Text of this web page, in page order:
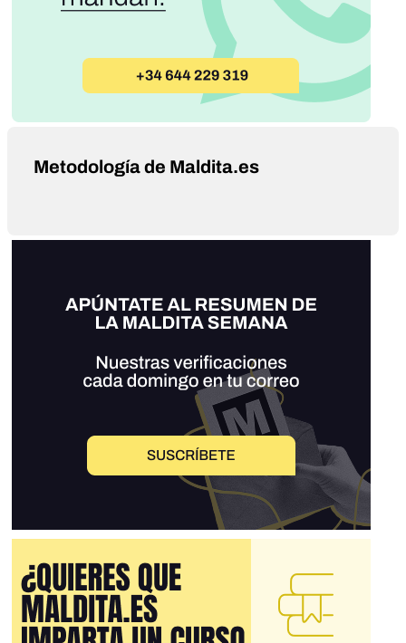
Metodología de Maldita.es